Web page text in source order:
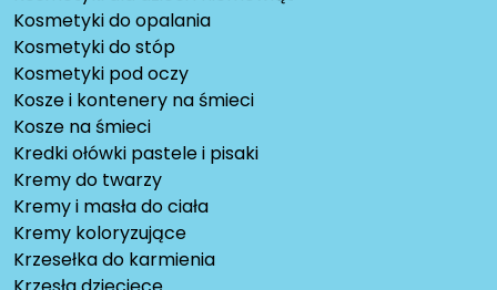
Kosmetyki do opalania
Kosmetyki do stóp
Kosmetyki pod oczy
Kosze i kontenery na śmieci
Kosze na śmieci
Kredki ołówki pastele i pisaki
Kremy do twarzy
Kremy i masła do ciała
Kremy koloryzujące
Krzesełka do karmienia